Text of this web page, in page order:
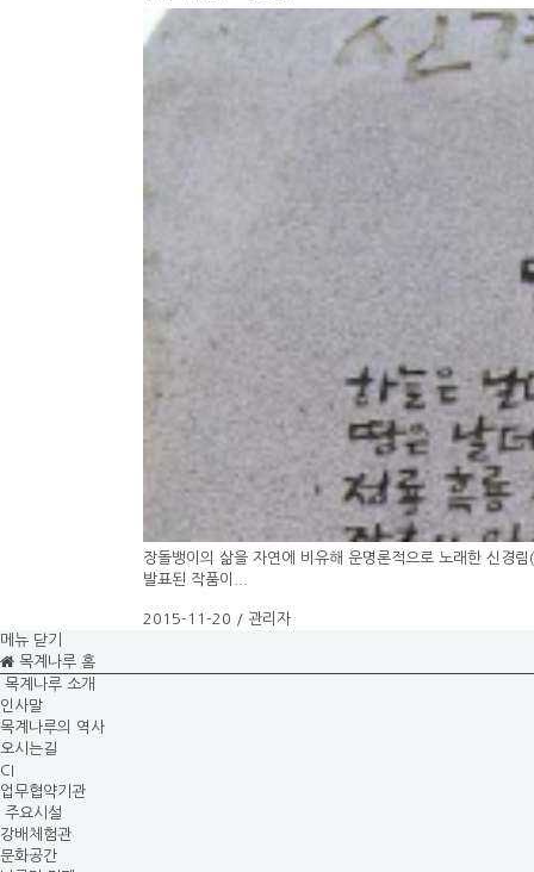
장돌뱅이의 삶을 자연에 비유해 운명론적으로 노래한 신경
발표된 작품이...
2015-11-20 / 관리자
메뉴 닫기
목계나루 홈
목계나루 소개
인사말
목계나루의 역사
오시는길
CI
업무협약기관
주요시설
강배체험관
문화공간